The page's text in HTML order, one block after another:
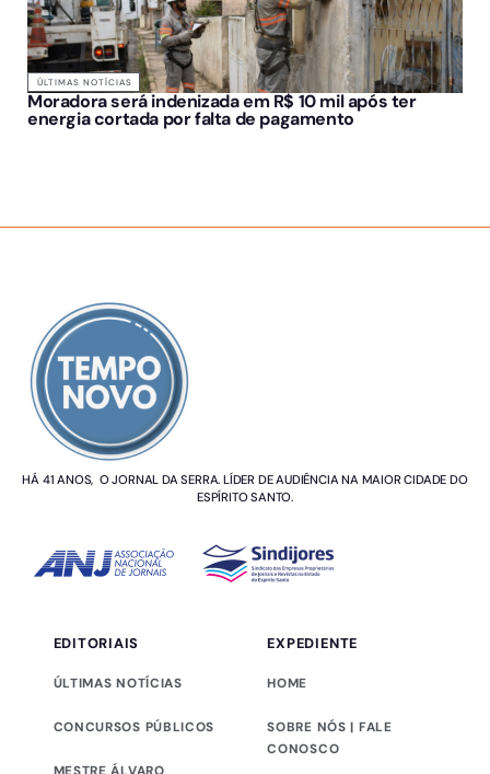
ÚLTIMAS NOTÍCIAS
Moradora será indenizada em R$ 10 mil após ter
energia cortada por falta de pagamento
HÁ 41 ANOS, O JORNAL DA SERRA. LÍDER DE AUDIÊNCIA NA MAIOR CIDADE DO
ESPÍRITO SANTO.
EDITORIAIS
ÚLTIMAS NOTÍCIAS
CONCURSOS PÚBLICOS
EXPEDIENTE
HOME
SOBRE NÓS | FALE
CONOSCO